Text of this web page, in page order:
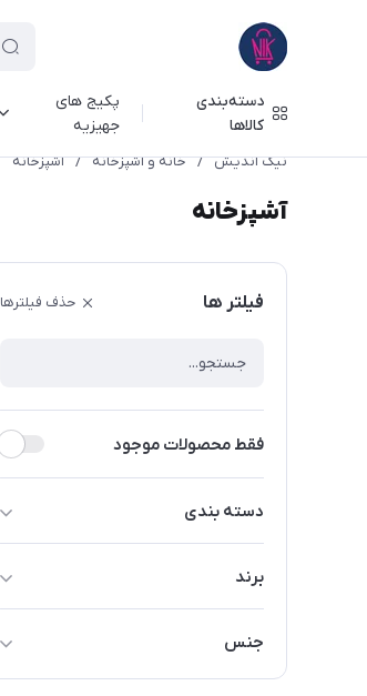
دسته‌بندی
کالاها
پکیج های
جهیزیه
نیک اندیش / خانه و آشپزخانه / آشپزخانه
آشپزخانه
فیلتر ها حذف فیلترها
فقط محصولات موجود
دسته بندی
برند
دسيني
جنس
استيل